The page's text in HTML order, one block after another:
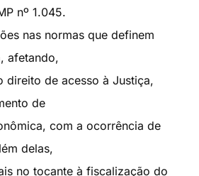
nº 1.045.
nas normas que definem
afetando,
direito de acesso à Justiça,
de
com a ocorrência de
delas,
no tocante à fiscalização do